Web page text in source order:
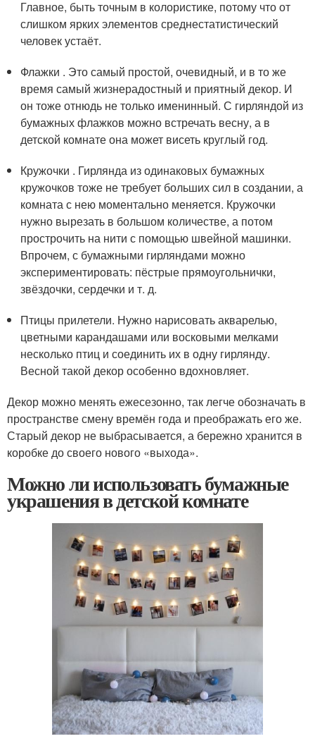
Главное, быть точным в колористике, потому что от
слишком ярких элементов среднестатистический
человек устаёт.
Флажки . Это самый простой, очевидный, и в то же
время самый жизнерадостный и приятный декор. И
он тоже отнюдь не только именинный. С гирляндой из
бумажных флажков можно встречать весну, а в
детской комнате она может висеть круглый год.
Кружочки . Гирлянда из одинаковых бумажных
кружочков тоже не требует больших сил в создании, а
комната с нею моментально меняется. Кружочки
нужно вырезать в большом количестве, а потом
прострочить на нити с помощью швейной машинки.
Впрочем, с бумажными гирляндами можно
экспериментировать: пёстрые прямоугольнички,
звёздочки, сердечки и т. д.
Птицы прилетели. Нужно нарисовать акварелью,
цветными карандашами или восковыми мелками
несколько птиц и соединить их в одну гирлянду.
Весной такой декор особенно вдохновляет.
Декор можно менять ежесезонно, так легче обозначать в
пространстве смену времён года и преображать его же.
Старый декор не выбрасывается, а бережно хранится в
коробке до своего нового «выхода».
Можно ли использовать бумажные
украшения в детской комнате